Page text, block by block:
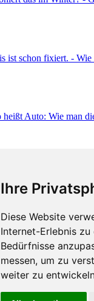
Ihre
Diese Website
Internet-Erlebnis zu
Bedürfnisse
messen, um zu
weiter zu